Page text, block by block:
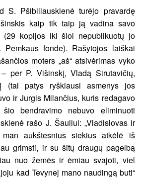
S. Pšibiliauskienė turėjo pravardę
kaip tik taip ją vadina savo
(29 kopijos iki šiol nepublikuotų jo
fonde). Rašytojos laiškai
moters „aš“ atsivėrimas vyko
per P. Višinskį, Vladą Sirutavičių,
patys ryškiausi asmenys jos
ir Jurgis Milančius, kuris redagavo
bendravimo nebuvo eliminuoti
rašo J. Šauliui: „Vladislovas ir
aukštesnius siekius atkėlė iš
grimsti, ir su šitų draugų pagelbą
nuo žemės ir ėmiau svajoti, viel
kad Tevynej mano naudingą buti“